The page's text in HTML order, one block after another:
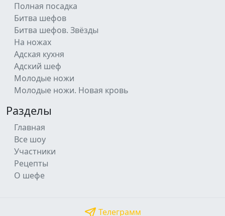
Полная посадка
Битва шефов
Битва шефов. Звёзды
На ножах
Адская кухня
Адский шеф
Молодые ножи
Молодые ножи. Новая кровь
Разделы
Главная
Все шоу
Участники
Рецепты
О шефе
Телеграмм